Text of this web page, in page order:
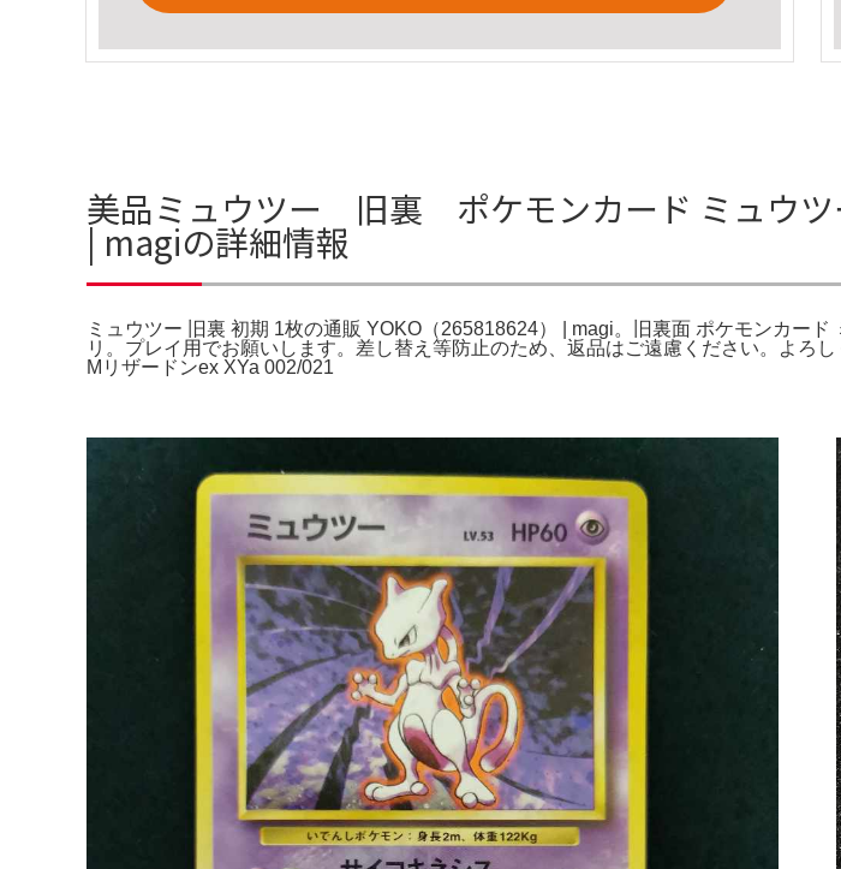
美品ミュウツー 旧裏 ポケモンカード ミュウツ
| magiの詳細情報
ミュウツー 旧裏 初期 1枚の通販 YOKO（265818624） | magi。旧裏面 ポケモンカー
リ。プレイ用でお願いします。差し替え等防止のため、返品はご遠慮ください。よろ
Mリザードンex XYa 002/021